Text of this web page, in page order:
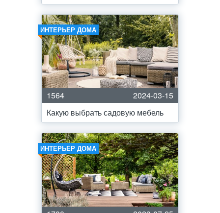
ИНТЕРЬЕР ДОМА
1564
2024-03-15
Какую выбрать садовую мебель
ИНТЕРЬЕР ДОМА